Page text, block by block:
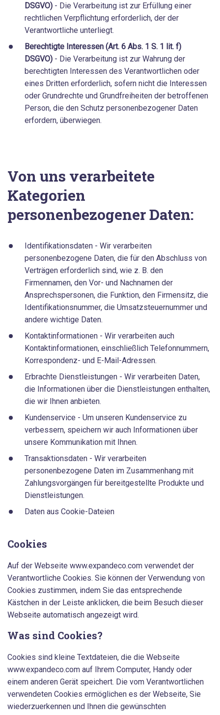
DSGVO) - Die Verarbeitung ist zur Erfüllung einer
rechtlichen Verpflichtung erforderlich, der der
Verantwortliche unterliegt.
Berechtigte Interessen (Art. 6 Abs. 1 S. 1 lit. f)
DSGVO) - Die Verarbeitung ist zur Wahrung der
berechtigten Interessen des Verantwortlichen oder
eines Dritten erforderlich, sofern nicht die Interessen
oder Grundrechte und Grundfreiheiten der betroffenen
Person, die den Schutz personenbezogener Daten
erfordern, überwiegen.
Von uns verarbeitete
Kategorien
personenbezogener Daten:
Identifikationsdaten - Wir verarbeiten
personenbezogene Daten, die für den Abschluss von
Verträgen erforderlich sind, wie z. B. den
Firmennamen, den Vor- und Nachnamen der
Ansprechspersonen, die Funktion, den Firmensitz, die
Identifikationsnummer, die Umsatzsteuernummer und
andere wichtige Daten.
Kontaktinformationen - Wir verarbeiten auch
Kontaktinformationen, einschließlich Telefonnummern,
Korrespondenz- und E-Mail-Adressen.
Erbrachte Dienstleistungen - Wir verarbeiten Daten,
die Informationen über die Dienstleistungen enthalten,
die wir Ihnen anbieten.
Kundenservice - Um unseren Kundenservice zu
verbessern, speichern wir auch Informationen über
unsere Kommunikation mit Ihnen.
Transaktionsdaten - Wir verarbeiten
personenbezogene Daten im Zusammenhang mit
Zahlungsvorgängen für bereitgestellte Produkte und
Dienstleistungen.
Daten aus Cookie-Dateien
Cookies
Auf der Webseite www.expandeco.com verwendet der
Verantwortliche Cookies. Sie können der Verwendung von
Cookies zustimmen, indem Sie das entsprechende
Kästchen in der Leiste anklicken, die beim Besuch dieser
Webseite automatisch angezeigt wird.
Was sind Cookies?
Cookies sind kleine Textdateien, die die Webseite
www.expandeco.com auf Ihrem Computer, Handy oder
einem anderen Gerät speichert. Die vom Verantwortlichen
verwendeten Cookies ermöglichen es der Webseite, Sie
wiederzuerkennen und Ihnen die gewünschten